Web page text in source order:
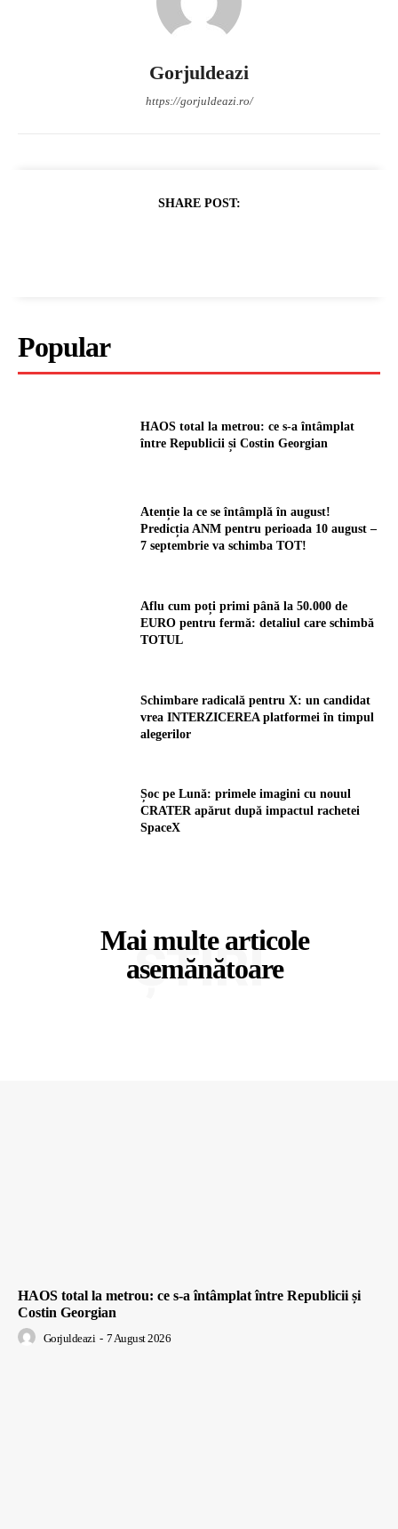
Gorjuldeazi
https://gorjuldeazi.ro/
SHARE POST:
Popular
HAOS total la metrou: ce s-a întâmplat
între Republicii și Costin Georgian
Atenție la ce se întâmplă în august!
Predicția ANM pentru perioada 10 august –
7 septembrie va schimba TOT!
Aflu cum poți primi până la 50.000 de
EURO pentru fermă: detaliul care schimbă
TOTUL
Schimbare radicală pentru X: un candidat
vrea INTERZICEREA platformei în timpul
alegerilor
Șoc pe Lună: primele imagini cu nouul
CRATER apărut după impactul rachetei
SpaceX
Mai multe articole
asemănătoare
ȘTIRI
HAOS total la metrou: ce s-a întâmplat între Republicii și
Costin Georgian
Gorjuldeazi - 7 August 2026